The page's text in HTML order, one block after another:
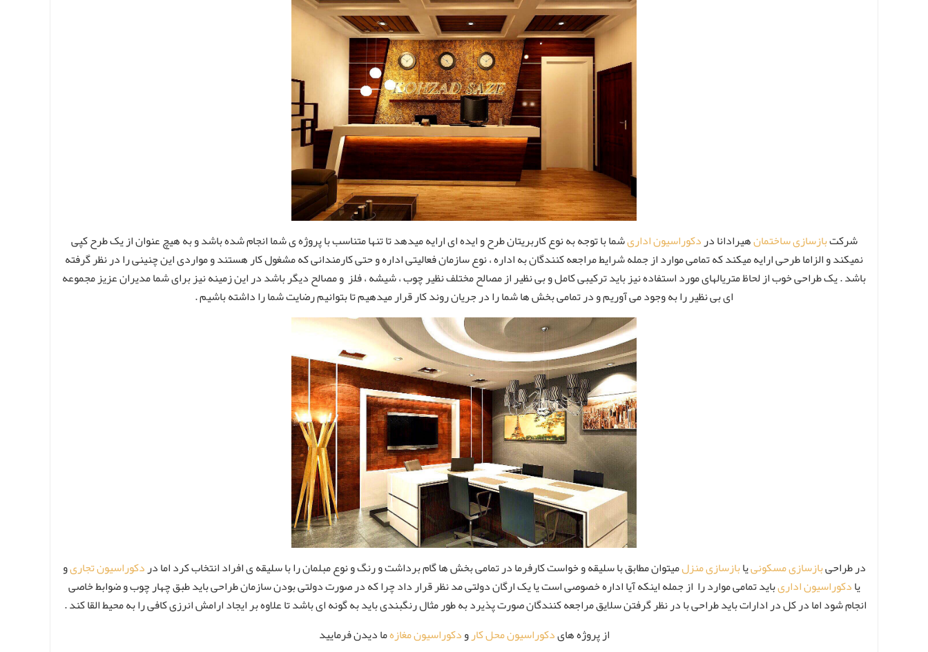
شرکتبازسازی ساختمانهیرادانا دردکوراسیون اداریشما با توجه به نوع کاربریتان طرح و ایده ای ارایه میدهد تا تنها متناسب با پروژه ی شما انجام شده باشد و به هیچ عنوان از یک طرح کپی
نمیکند و الزاما طرحی ارایه میکند که تمامی موارد از جمله شرایط مراجعه کنندگان به اداره ، نوع سازمان فعالیتی اداره و حتی کارمندانی که مشغول کار هستند و مواردی این چنینی را در نظر گرفته
باشد . یک طراحی خوب از لحاظ متریالهای مورد استفاده نیز باید ترکیبی کامل و بی نظیر از مصالح مختلف نظیر چوب ، شیشه ، فلز و مصالح دیگر باشد در این زمینه نیز برای شما مدیران عزیز مجموعه
ای بی نظیر را به وجود می آوریم و در تمامی بخش ها شما را در جریان روند کار قرار میدهیم تا بتوانیم رضایت شما را داشته باشیم .
در طراحیبازسازی مسکونییابازسازی منزلمیتوان مطابق با سلیقه و خواست کارفرما در تمامی بخش ها گام برداشت و رنگ و نوع مبلمان را با سلیقه ی افراد انتخاب کرد اما دردکوراسیون تجاریو
یادکوراسیون اداریباید تمامی موارد را از جمله اینکه آیا اداره خصوصی است یا یک ارگان دولتی مد نظر قرار داد چرا که در صورت دولتی بودن سازمان طراحی باید طبق چهار چوب و ضوابط خاصی
انجام شود اما در کل در ادارات باید طراحی با در نظر گرفتن سلایق مراجعه کنندگان صورت پذیرد به طور مثال رنگبندی باید به گونه ای باشد تا علاوه بر ایجاد ارامش انرزی کافی را به محیط القا کند .
از پروژه هایدکوراسیون محل کارودکوراسیون مغازهما دیدن فرمایید